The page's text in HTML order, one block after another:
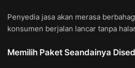
Penyedia jasa akan merasa
konsumen berjalan lancar tanpa
Memilih Paket Seandainya